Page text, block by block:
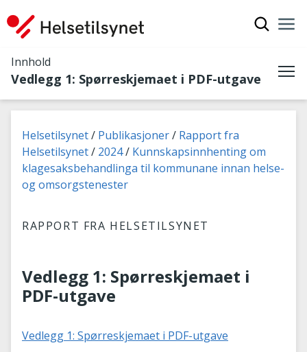
Innhold
Vedlegg 1: Spørreskjemaet i PDF-utgave
Du er her:
Helsetilsynet Publikasjoner
Rapport fra
Helsetilsynet
2024
Kunnskapsinnhenting om
klagesaksbehandlinga til kommunane innan helse-
og omsorgstenester
RAPPORT FRA HELSETILSYNET
Vedlegg 1: Spørreskjemaet i
PDF-utgave
Vedlegg 1: Spørreskjemaet i PDF-utgave